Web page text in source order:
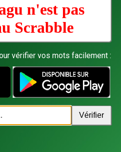
n'est pas
Scrabble
vérifier vos mots facilement :